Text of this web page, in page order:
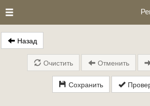
Назад
Сохранить
Очистить Отменить